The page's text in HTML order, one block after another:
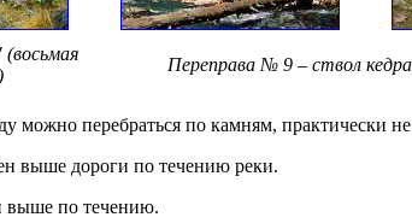
Переправа № 9 – ствол кедра
можно перебраться по камням, практически
выше дороги по течению реки.
выше по течению.